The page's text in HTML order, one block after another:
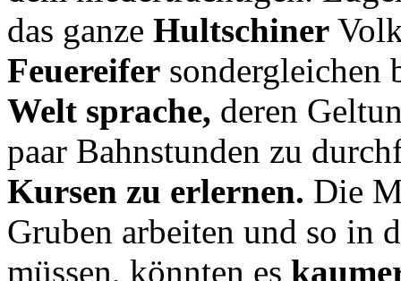
das ganze Hultschiner
Feuereifer sondergleichen
Welt sprache, deren
paar Bahnstunden zu
Kursen zu erlernen. Die
Gruben arbeiten und so in
müssen, könnten es